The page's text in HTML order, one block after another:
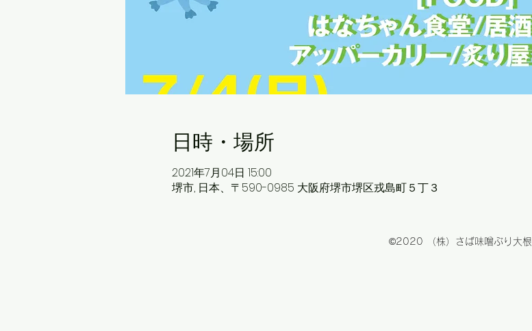
日時・場所
2021年7月04日 15:00
堺市, 日本、〒590-0985 大阪府堺市堺区戎島町５丁３
©2020 （株）さば味噌ぶり大根